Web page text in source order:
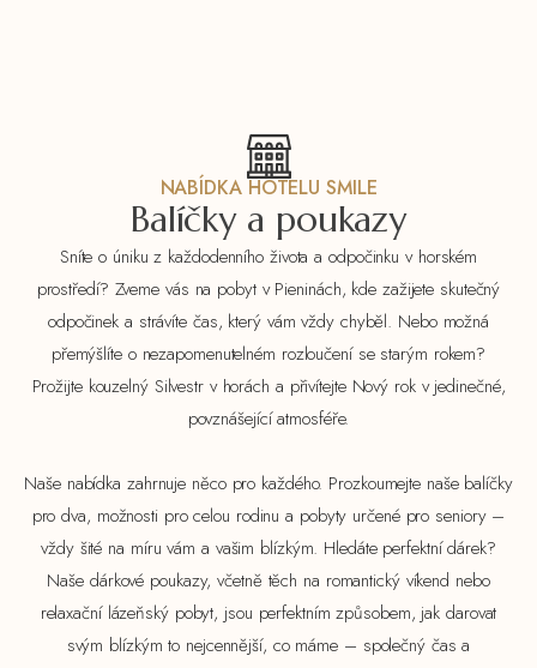
NABÍDKA HOTELU SMILE
Balíčky a poukazy
Sníte o úniku z každodenního života a odpočinku v horském
prostředí? Zveme vás na pobyt v Pieninách, kde zažijete skutečný
odpočinek a strávíte čas, který vám vždy chyběl. Nebo možná
přemýšlíte o nezapomenutelném rozloučení se starým rokem?
Prožijte kouzelný Silvestr v horách a přivítejte Nový rok v jedinečné,
povznášející atmosféře.
Naše nabídka zahrnuje něco pro každého. Prozkoumejte naše balíčky
pro dva, možnosti pro celou rodinu a pobyty určené pro seniory –
vždy šité na míru vám a vašim blízkým. Hledáte perfektní dárek?
Naše dárkové poukazy, včetně těch na romantický víkend nebo
relaxační lázeňský pobyt, jsou perfektním způsobem, jak darovat
svým blízkým to nejcennější, co máme – společný čas a